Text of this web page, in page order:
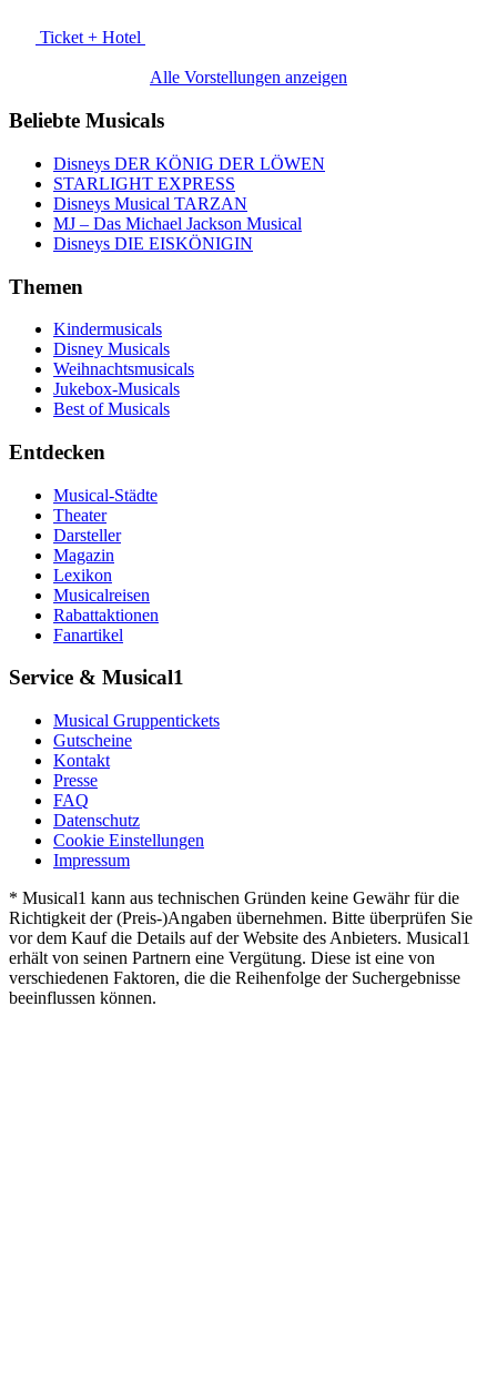
Ticket + Hotel
Alle Vorstellungen anzeigen
Beliebte Musicals
Disneys DER KÖNIG DER LÖWEN
STARLIGHT EXPRESS
Disneys Musical TARZAN
MJ – Das Michael Jackson Musical
Disneys DIE EISKÖNIGIN
Themen
Kindermusicals
Disney Musicals
Weihnachtsmusicals
Jukebox-Musicals
Best of Musicals
Entdecken
Musical-Städte
Theater
Darsteller
Magazin
Lexikon
Musicalreisen
Rabattaktionen
Fanartikel
Service & Musical1
Musical Gruppentickets
Gutscheine
Kontakt
Presse
FAQ
Datenschutz
Cookie Einstellungen
Impressum
* Musical1 kann aus technischen Gründen keine Gewähr für die
Richtigkeit der (Preis-)Angaben übernehmen. Bitte überprüfen Sie
vor dem Kauf die Details auf der Website des Anbieters. Musical1
erhält von seinen Partnern eine Vergütung. Diese ist eine von
verschiedenen Faktoren, die die Reihenfolge der Suchergebnisse
beeinflussen können.